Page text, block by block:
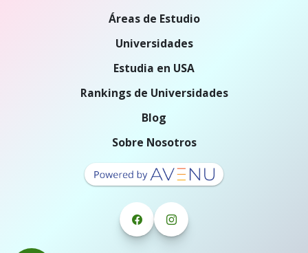
Áreas de Estudio
Universidades
Estudia en USA
Rankings de Universidades
Blog
Sobre Nosotros